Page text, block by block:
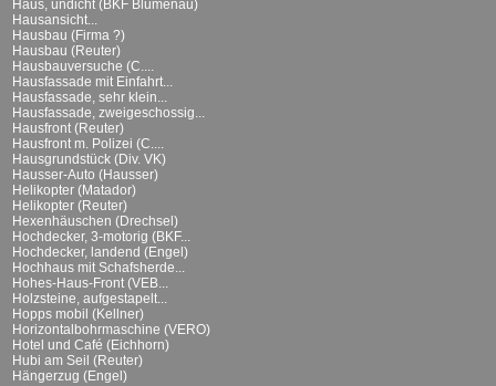
Haus, undicht (BKF Blumenau)
Hausansicht...
Hausbau (Firma ?)
Hausbau (Reuter)
Hausbauversuche (C....
Hausfassade mit Einfahrt...
Hausfassade, sehr klein...
Hausfassade, zweigeschossig...
Hausfront (Reuter)
Hausfront m. Polizei (C....
Hausgrundstück (Div. VK)
Hausser-Auto (Hausser)
Helikopter (Matador)
Helikopter (Reuter)
Hexenhäuschen (Drechsel)
Hochdecker, 3-motorig (BKF...
Hochdecker, landend (Engel)
Hochhaus mit Schafsherde...
Hohes-Haus-Front (VEB...
Holzsteine, aufgestapelt...
Hopps mobil (Kellner)
Horizontalbohrmaschine (VERO)
Hotel und Café (Eichhorn)
Hubi am Seil (Reuter)
Hängerzug (Engel)